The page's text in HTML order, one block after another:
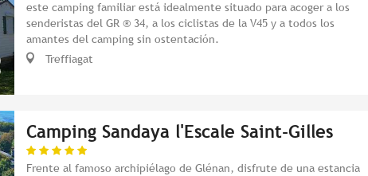
este camping familiar está idealmente situado para acoger a los
senderistas del GR ® 34, a los ciclistas de la V45 y a todos los
amantes del camping sin ostentación.
Treffiagat
Camping Sandaya l'Escale Saint-Gilles
Frente al famoso archipiélago de Glénan, disfrute de una estancia